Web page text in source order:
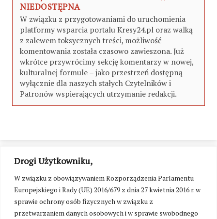
Drogi Użytkowniku,
W związku z obowiązywaniem Rozporządzenia Parlamentu
Europejskiego i Rady (UE) 2016/679 z dnia 27 kwietnia 2016 r. w
sprawie ochrony osób fizycznych w związku z
przetwarzaniem danych osobowych i w sprawie swobodnego
NIEDOSTĘPNA
W związku z przygotowaniami do uruchomienia
platformy wsparcia portalu Kresy24.pl oraz walką
z zalewem toksycznych treści, możliwość
komentowania została czasowo zawieszona. Już
wkrótce przywrócimy sekcję komentarzy w nowej,
kulturalnej formule – jako przestrzeń dostępną
wyłącznie dla naszych stałych Czytelników i
Patronów wspierających utrzymanie redakcji.